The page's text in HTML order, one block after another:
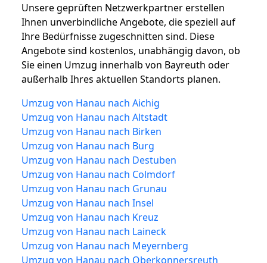
Unsere geprüften Netzwerkpartner erstellen
Ihnen unverbindliche Angebote, die speziell auf
Ihre Bedürfnisse zugeschnitten sind. Diese
Angebote sind kostenlos, unabhängig davon, ob
Sie einen Umzug innerhalb von Bayreuth oder
außerhalb Ihres aktuellen Standorts planen.
Umzug von Hanau nach Aichig
Umzug von Hanau nach Altstadt
Umzug von Hanau nach Birken
Umzug von Hanau nach Burg
Umzug von Hanau nach Destuben
Umzug von Hanau nach Colmdorf
Umzug von Hanau nach Grunau
Umzug von Hanau nach Insel
Umzug von Hanau nach Kreuz
Umzug von Hanau nach Laineck
Umzug von Hanau nach Meyernberg
Umzug von Hanau nach Oberkonnersreuth